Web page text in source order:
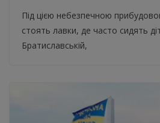
Під цією небезпечною прибудовою
стоять лавки, де часто сидять
Братиславській,